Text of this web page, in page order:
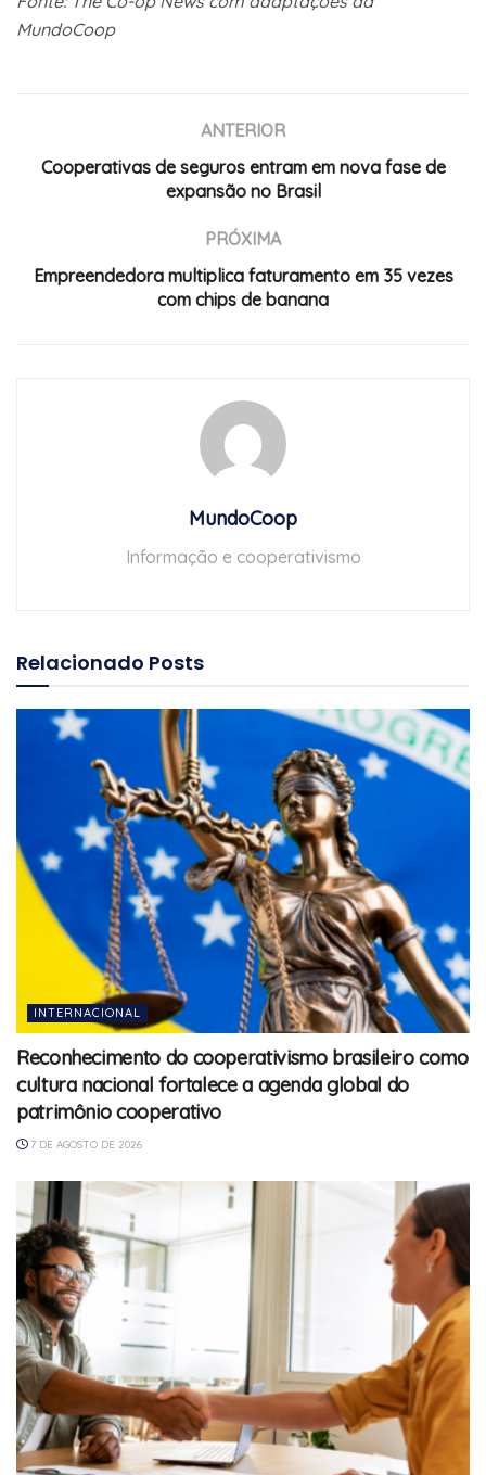
MundoCoop
ANTERIOR
Cooperativas de seguros entram em nova fase de
expansão no Brasil
PRÓXIMA
Empreendedora multiplica faturamento em 35 vezes
com chips de banana
MundoCoop
Informação e cooperativismo
Relacionado Posts
INTERNACIONAL
Reconhecimento do cooperativismo brasileiro como
cultura nacional fortalece a agenda global do
patrimônio cooperativo
7 DE AGOSTO DE 2026